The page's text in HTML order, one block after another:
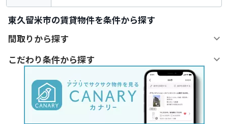
東久留米市の賃貸物件を条件から探す
間取りから探す
こだわり条件から探す